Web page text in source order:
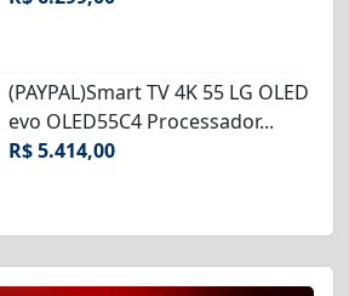
(PAYPAL)Smart TV 4K 55 LG OLED
evo OLED55C4 Processador...
R$ 5.414,00